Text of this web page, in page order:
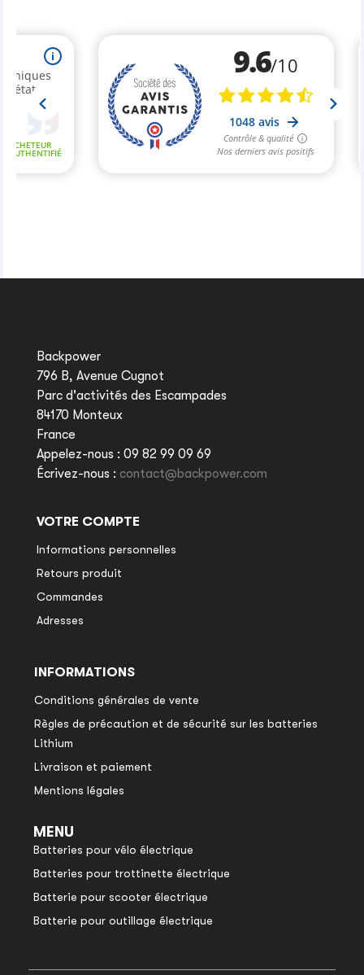
Backpower
796 B, Avenue Cugnot
Parc d'activités des Escampades
84170 Monteux
France
Appelez-nous : 09 82 99 09 69
Écrivez-nous : contact@backpower.com
VOTRE COMPTE
Informations personnelles
Retours produit
Commandes
Adresses
INFORMATIONS
Conditions générales de vente
Règles de précaution et de sécurité sur les batteries
Lithium
Livraison et paiement
Mentions légales
MENU
Batteries pour vélo électrique
Batteries pour trottinette électrique
Batterie pour scooter électrique
Batterie pour outillage électrique